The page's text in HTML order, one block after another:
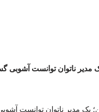
مدیر ناتوان توانست آشوبی